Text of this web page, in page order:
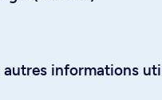
autres informations